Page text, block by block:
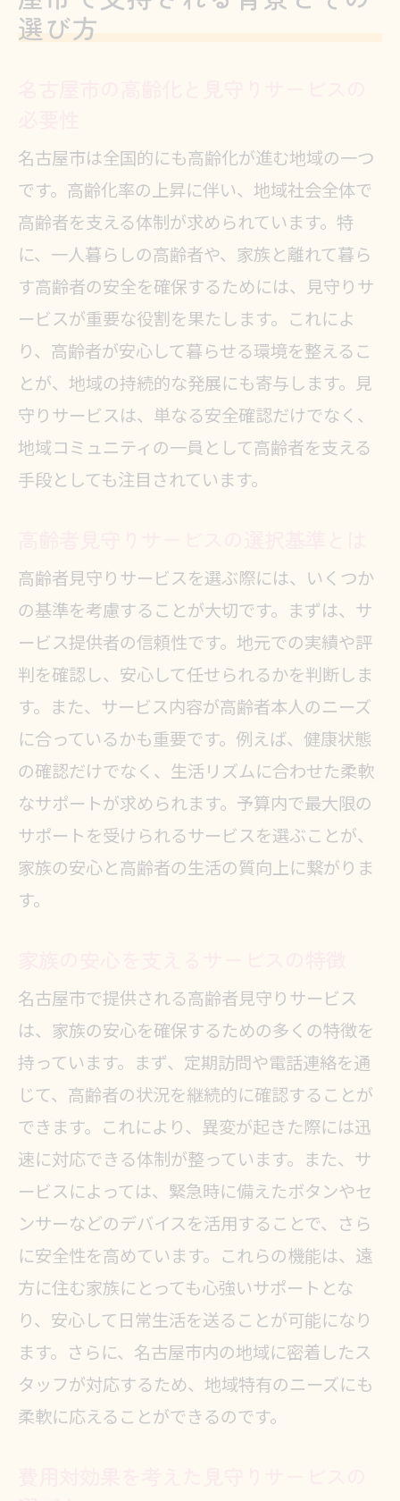
選び方
名古屋市は全国的にも高齢化が進む地域の一つ
です。高齢化率の上昇に伴い、地域社会全体で
高齢者を支える体制が求められています。特
に、一人暮らしの高齢者や、家族と離れて暮ら
す高齢者の安全を確保するためには、見守りサ
ービスが重要な役割を果たします。これによ
り、高齢者が安心して暮らせる環境を整えるこ
とが、地域の持続的な発展にも寄与します。見
守りサービスは、単なる安全確認だけでなく、
地域コミュニティの一員として高齢者を支える
手段としても注目されています。
高齢者見守りサービスを選ぶ際には、いくつか
の基準を考慮することが大切です。まずは、サ
ービス提供者の信頼性です。地元での実績や評
判を確認し、安心して任せられるかを判断しま
す。また、サービス内容が高齢者本人のニーズ
に合っているかも重要です。例えば、健康状態
の確認だけでなく、生活リズムに合わせた柔軟
なサポートが求められます。予算内で最大限の
サポートを受けられるサービスを選ぶことが、
家族の安心と高齢者の生活の質向上に繋がりま
す。
名古屋市で提供される高齢者見守りサービス
は、家族の安心を確保するための多くの特徴を
持っています。まず、定期訪問や電話連絡を通
じて、高齢者の状況を継続的に確認することが
できます。これにより、異変が起きた際には迅
速に対応できる体制が整っています。また、サ
ービスによっては、緊急時に備えたボタンやセ
ンサーなどのデバイスを活用することで、さら
に安全性を高めています。これらの機能は、遠
方に住む家族にとっても心強いサポートとな
り、安心して日常生活を送ることが可能になり
ます。さらに、名古屋市内の地域に密着したス
タッフが対応するため、地域特有のニーズにも
柔軟に応えることができるのです。